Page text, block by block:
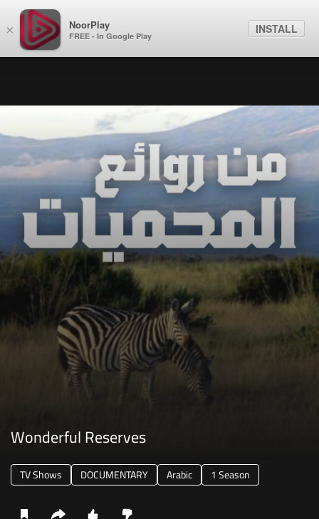
× NoorPlay
FREE - In Google Play
INSTALL
Wonderful Reserves
TV Shows DOCUMENTARY Arabic 1 Season